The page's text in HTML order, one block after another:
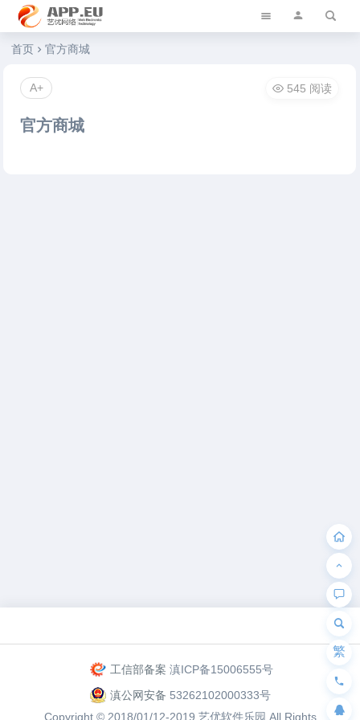
艺优软件乐园
首页 官方商城
官方商城
545 阅读
A+
工信部备案 滇ICP备15006555号
滇公网安备 53262102000333号
Copyright © 2018/01/12-2019 艺优软件乐园 All Rights
繁